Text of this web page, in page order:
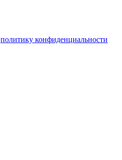
политику конфиденциальности